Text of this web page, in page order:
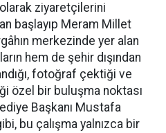
ziyaretçilerini
başlayıp Meram Millet
merkezinde yer alan
hem de şehir dışından
fotoğraf çektiği ve
özel bir buluşma noktası
Başkanı Mustafa
bu çalışma yalnızca bir